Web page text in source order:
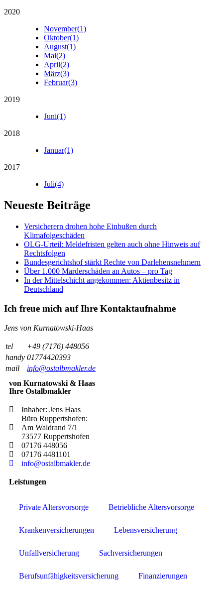
2020
November(1)
Oktober(1)
August(1)
Mai(2)
April(2)
März(3)
Februar(3)
2019
Juni(1)
2018
Januar(1)
2017
Juli(4)
Neueste Beiträge
Versicherern drohen hohe Einbußen durch
Klimafolgeschäden
OLG-Urteil: Meldefristen gelten auch ohne Hinweis auf
Rechtsfolgen
Bundesgerichtshof stärkt Rechte von Darlehensnehmern
Über 1.000 Marderschäden an Autos – pro Tag
In der Mittelschicht angekommen: Aktienbesitz in
Deutschland
Ich freue mich auf Ihre Kontaktaufnahme
Jens von Kurnatowski-Haas
tel
+49 (7176) 448056
handy 01774420393
mail
info@ostalbmakler.de
von Kurnatowski & Haas
Ihre Ostalbmakler
Inhaber: Jens Haas
Büro Ruppertshofen:
Am Waldrand 7/1
73577 Ruppertshofen
07176 448056
07176 4481101
info@ostalbmakler.de
Leistungen
Private Altersvorsorge Betriebliche Altersvorsorge
Krankenversicherungen Lebensversicherung
Unfallversicherung Sachversicherungen
Berufsunfähigkeitsversicherung Finanzierungen